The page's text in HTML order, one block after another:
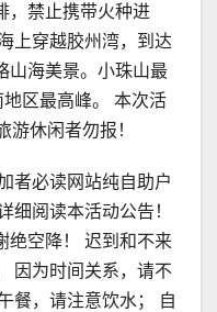
，禁止携带火种进
上穿越胶州湾，到达
山海美景。小珠山最
区最高峰。 本次活
游休闲者勿报！
者必读网站纯自助户
细阅读本活动公告！
绝空降！ 迟到和不来
因为时间关系，请不
餐，请注意饮水； 自